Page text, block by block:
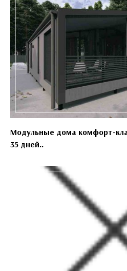
Модульные дома комфорт-
35 дней..